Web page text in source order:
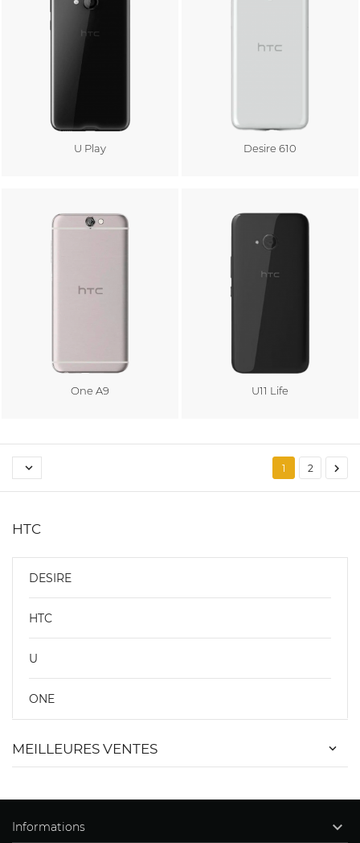
HTC
DESIRE
HTC
U
ONE
MEILLEURES VENTES
U Play Desire 610
One A9 U11 Life
 1 2 
Informations 